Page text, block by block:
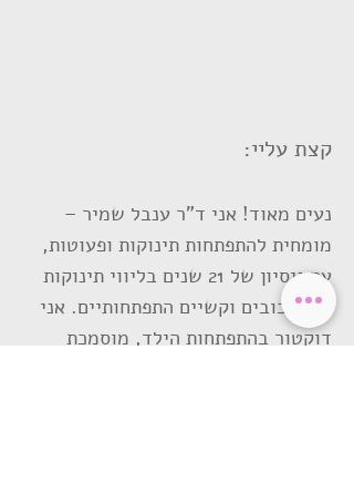
קצת עליי:
נעים מאוד! אני ד"ר ענבל שמיר –
מומחית להתפתחות תינוקות ופעוטות,
עם ניסיון של 21 שנים בליווי תינוקות
עם עיכובים וקשיים התפתחותיים. אני
דוקטור בהתפתחות הילד, מוסמכת